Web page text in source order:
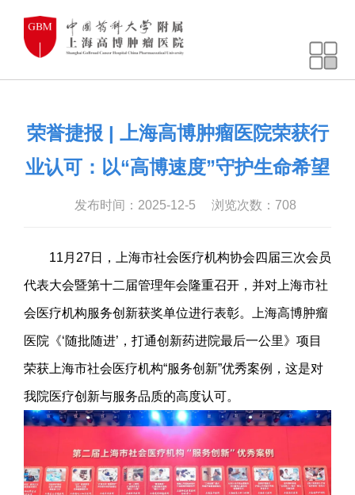
荣誉捷报 | 上海高博肿瘤医院荣获行
业认可：以“高博速度”守护生命希望
发布时间：2025-12-5 浏览次数： 708
11月27日，上海市社会医疗机构协会四届三次会员
代表大会暨第十二届管理年会隆重召开，并对上海市社
会医疗机构服务创新获奖单位进行表彰。上海高博肿瘤
医院《‘随批随进’，打通创新药进院最后一公里》项目
荣获上海市社会医疗机构“服务创新”优秀案例，这是对
我院医疗创新与服务品质的高度认可。